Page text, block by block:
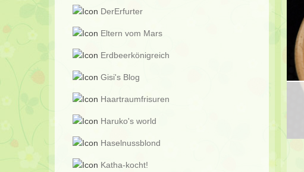
DerErfurter
Eltern vom Mars
Erdbeerkönigreich
Gisi's Blog
Haartraumfrisuren
Haruko's world
Haselnussblond
Katha-kocht!